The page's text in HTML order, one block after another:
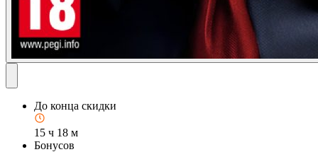
До конца скидки
15 ч 18 м
Бонусов